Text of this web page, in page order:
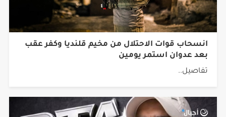
انسحاب قوات الاحتلال من مخيم قلنديا وكفر عقب
بعد عدوان استمر يومين
تفاصيل..